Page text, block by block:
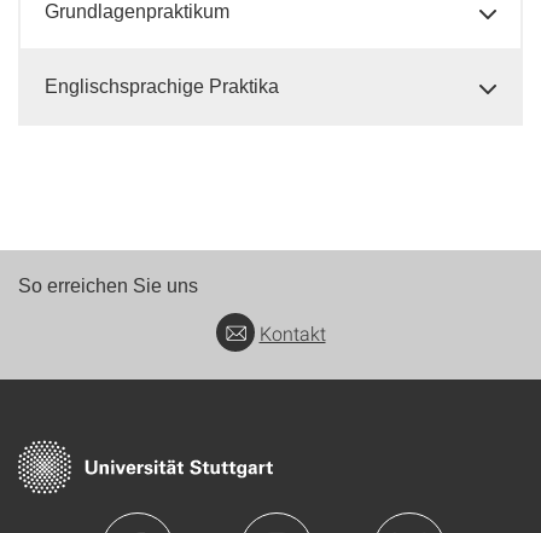
Grundlagenpraktikum
Englischsprachige Praktika
So erreichen Sie uns
Kontakt